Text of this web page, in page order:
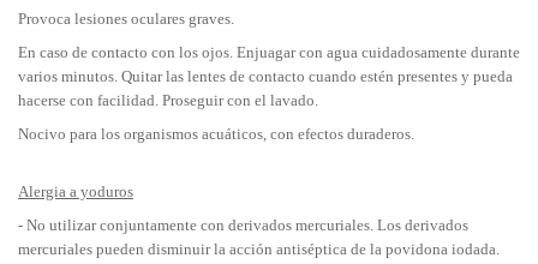
Provoca lesiones oculares graves.
En caso de contacto con los ojos. Enjuagar con agua cuidadosamente durante
varios minutos. Quitar las lentes de contacto cuando estén presentes y pueda
hacerse con facilidad. Proseguir con el lavado.
Nocivo para los organismos acuáticos, con efectos duraderos.
Alergia a yoduros
- No utilizar conjuntamente con derivados mercuriales. Los derivados
mercuriales pueden disminuir la acción antiséptica de la povidona iodada.